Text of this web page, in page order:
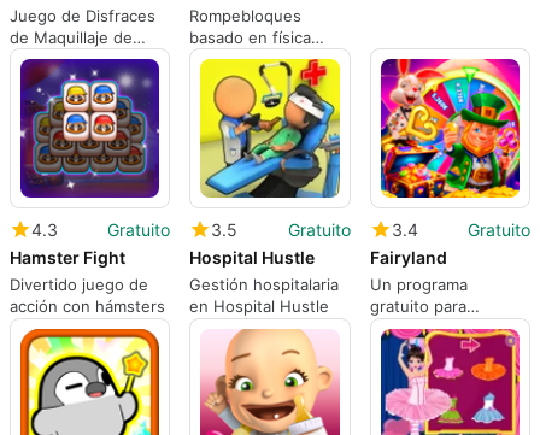
Juego de Disfraces
de Maquillaje de
Halloween
Rompebloques
basado en física
relajante con
progresión a largo
plazo
4.3
Gratuito
Hamster Fight
Divertido juego de
acción con hámsters
3.5
Gratuito
Hospital Hustle
Gestión hospitalaria
en Hospital Hustle
3.4
Gratuito
Fairyland
Un programa
gratuito para
Android, de Lapton
Trendy.